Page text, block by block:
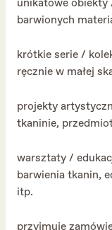
unikatowe obiekty
barwionych
krótkie serie /
ręcznie w małej
projekty
tkaninie,
warsztaty /
barwienia tkanin,
itp.
przyjmuje